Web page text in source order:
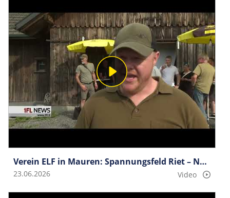
Verein ELF in Mauren: Spannungsfeld Riet – Nutzung einer einzigartigen Landschaft
23.06.2026 Video